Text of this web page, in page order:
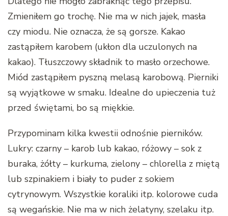
Zmieniłem go trochę. Nie ma w nich jajek, masła
czy miodu. Nie oznacza, że są gorsze. Kakao
zastąpiłem karobem (ukłon dla uczulonych na
kakao). Tłuszczowy składnik to masło orzechowe.
Miód zastąpiłem pyszną melasą karobową. Pierniki
są wyjątkowe w smaku. Idealne do upieczenia tuż
przed świętami, bo są miękkie.
Przypominam kilka kwestii odnośnie pierników.
Lukry: czarny – karob lub kakao, różowy – sok z
buraka, żółty – kurkuma, zielony – chlorella z miętą
lub szpinakiem i biały to puder z sokiem
cytrynowym. Wszystkie koraliki itp. kolorowe cuda
są wegańskie. Nie ma w nich żelatyny, szelaku itp.